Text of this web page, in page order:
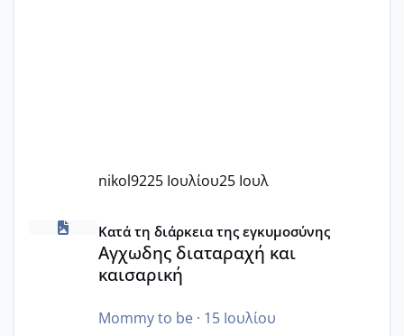
nikol9225 Ιουλίου25 Ιουλ
Αγχωδης διαταραχή και καισαρική
Κατά τη διάρκεια της εγκυμοσύνης
Αγχωδης διαταραχή και
καισαρική
Mommy to be· 15 Ιουλίου